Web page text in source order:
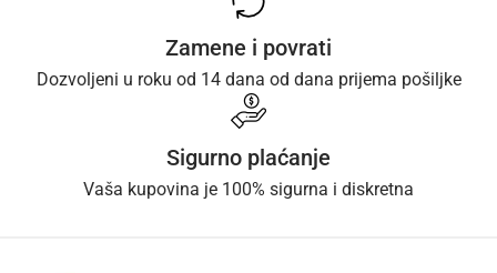
Zamene i povrati
Dozvoljeni u roku od 14 dana od dana prijema pošiljke
Sigurno plaćanje
Vaša kupovina je 100% sigurna i diskretna